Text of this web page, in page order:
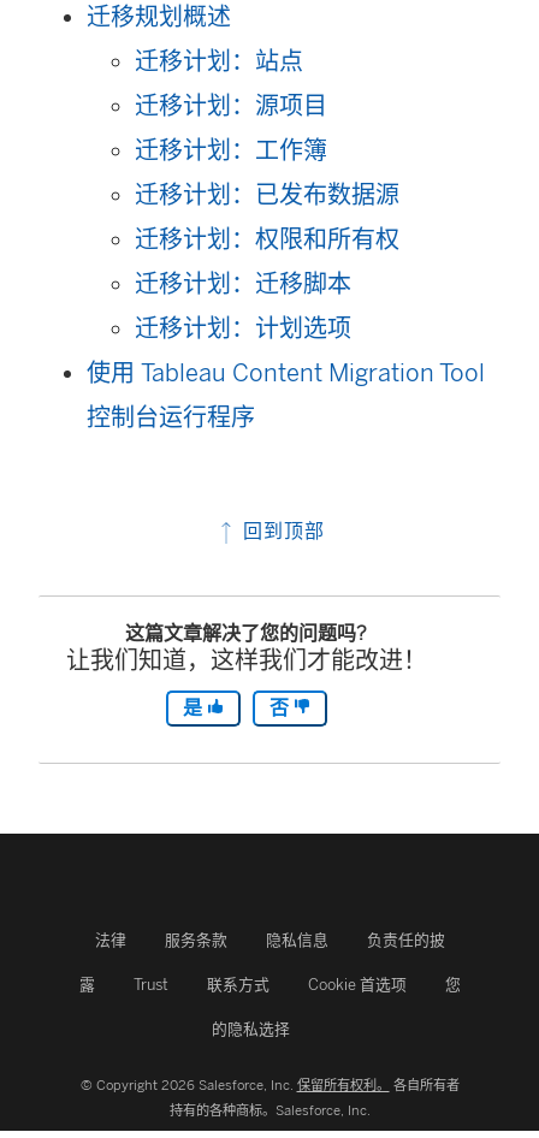
迁移规划概述
迁移计划：站点
迁移计划：源项目
迁移计划：工作簿
迁移计划：已发布数据源
迁移计划：权限和所有权
迁移计划：迁移脚本
迁移计划：计划选项
使用 Tableau Content Migration Tool
控制台运行程序
回到顶部
这篇文章解决了您的问题吗?
让我们知道，这样我们才能改进！
是 否
法律 服务条款 隐私信息 负责任的披
露 Trust 联系方式 Cookie 首选项 您
的隐私选择
© Copyright 2026 Salesforce, Inc. 保留所有权利。
各自所有者
持有的各种商标。Salesforce, Inc.